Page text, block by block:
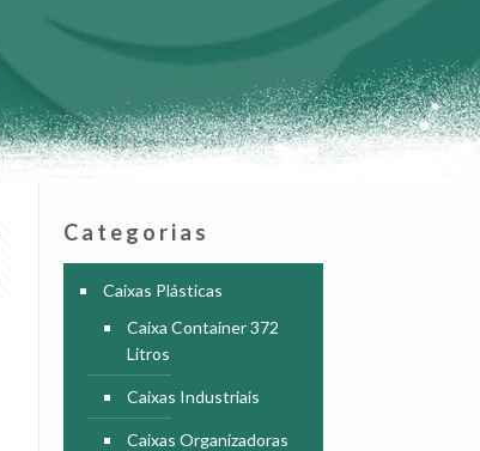
Categorias
Caixas Plásticas
Caixa Container 372
Litros
Caixas Industriais
Caixas Organizadoras